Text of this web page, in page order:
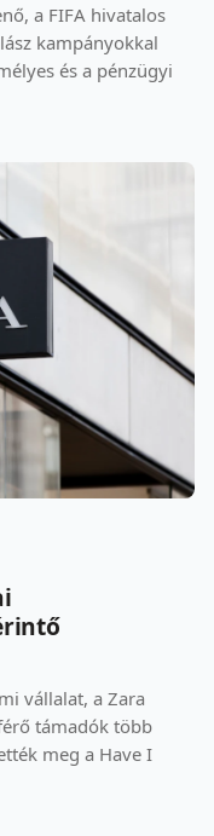
a FIFA hivatalos
kampányokkal
és a pénzügyi
vállalat, a Zara
támadók több
meg a Have I